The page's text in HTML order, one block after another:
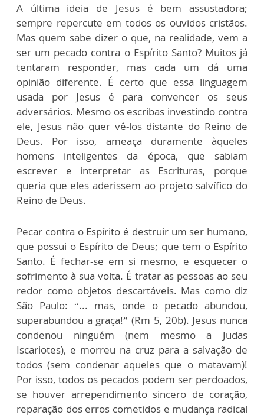
A última ideia de Jesus é bem assustadora;
sempre repercute em todos os ouvidos cristãos.
Mas quem sabe dizer o que, na realidade, vem a
ser um pecado contra o Espírito Santo? Muitos já
tentaram responder, mas cada um dá uma
opinião diferente. É certo que essa linguagem
usada por Jesus é para convencer os seus
adversários. Mesmo os escribas investindo contra
ele, Jesus não quer vê-los distante do Reino de
Deus. Por isso, ameaça duramente àqueles
homens inteligentes da época, que sabiam
escrever e interpretar as Escrituras, porque
queria que eles aderissem ao projeto salvífico do
Reino de Deus.
Pecar contra o Espírito é destruir um ser humano,
que possui o Espírito de Deus; que tem o Espírito
Santo. É fechar-se em si mesmo, e esquecer o
sofrimento à sua volta. É tratar as pessoas ao seu
redor como objetos descartáveis. Mas como diz
São Paulo: “... mas, onde o pecado abundou,
superabundou a graça!” (Rm 5, 20b). Jesus nunca
condenou ninguém (nem mesmo a Judas
Iscariotes), e morreu na cruz para a salvação de
todos (sem condenar aqueles que o matavam)!
Por isso, todos os pecados podem ser perdoados,
se houver arrependimento sincero de coração,
reparação dos erros cometidos e mudança radical